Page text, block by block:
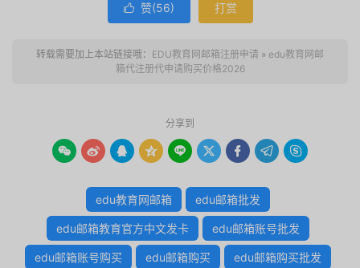
 赞(56) 打赏
转载需要加上本站链接哦： EDU教育网邮箱注册申请 » edu教育网邮
箱代注册代申请购买价格2026
分享到
        
edu教育网邮箱 edu邮箱批发
edu邮箱教育官方中文发卡 edu邮箱账号批发
edu邮箱账号购买 edu邮箱购买 edu邮箱购买批发